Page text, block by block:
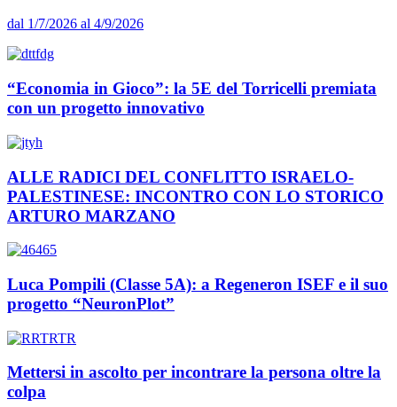
dal 1/7/2026 al 4/9/2026
“Economia in Gioco”: la 5E del Torricelli premiata
con un progetto innovativo
ALLE RADICI DEL CONFLITTO ISRAELO-
PALESTINESE: INCONTRO CON LO STORICO
ARTURO MARZANO
Luca Pompili (Classe 5A): a Regeneron ISEF e il suo
progetto “NeuronPlot”
Mettersi in ascolto per incontrare la persona oltre la
colpa